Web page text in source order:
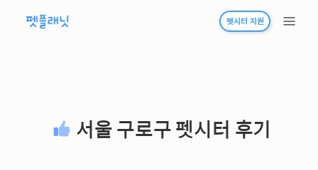
펫시터 지원
서울 구로구 펫시터 후기